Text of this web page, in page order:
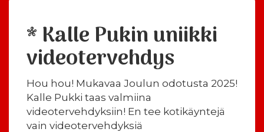
* Kalle Pukin uniikki
videotervehdys
Hou hou! Mukavaa Joulun odotusta 2025!
Kalle Pukki taas valmiina
videotervehdyksiin! En tee kotikäyntejä
vain videotervehdyksiä